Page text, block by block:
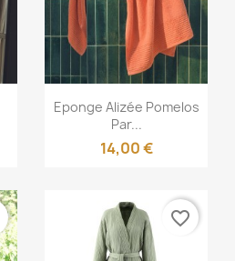
Aperçu rapide
Eponge Alizée Pomelos
Par...
14,00 €
favorite_border